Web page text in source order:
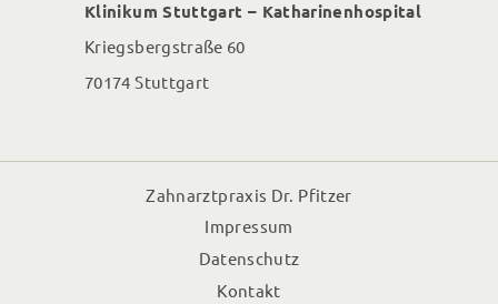
Klinikum Stuttgart – Katharinenhospital
Kriegsbergstraße 60
70174 Stuttgart
Zahnarztpraxis Dr. Pfitzer
Impressum
Datenschutz
Kontakt